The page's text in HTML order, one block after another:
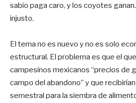
sabio paga caro, y los coyotes
injusto.
El tema no es nuevo y no es solo
estructural. El problema es que el
campesinos mexicanos “precios de
campo del abandono” y que
semestral para la siembra de